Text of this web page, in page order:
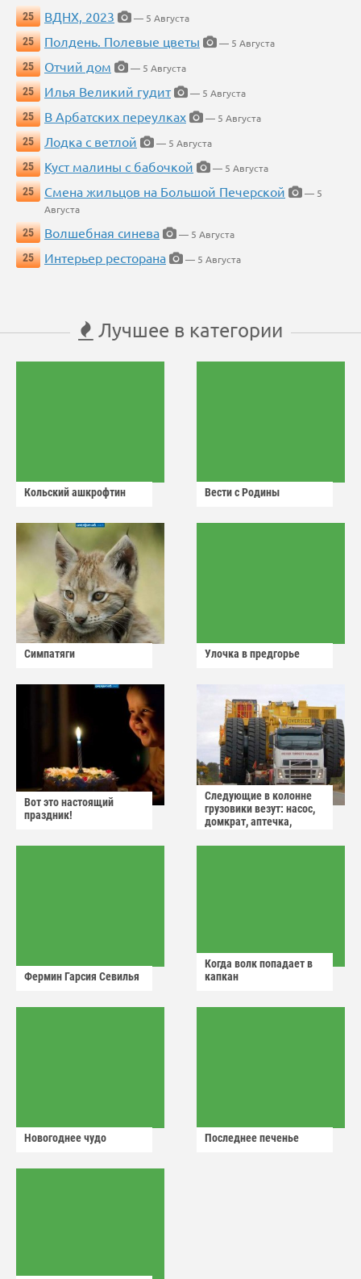
25 ВДНХ, 2023
— 5 Августа
25
Полдень. Полевые цветы
— 5 Августа
25
Отчий дом
— 5 Августа
25
Илья Великий гудит
— 5 Августа
25
В Арбатских переулках
— 5 Августа
25
Лодка с ветлой
— 5 Августа
25
Куст малины с бабочкой
— 5 Августа
25
Смена жильцов на Большой Печерской
— 5
Августа
25
Волшебная синева
— 5 Августа
25
Интерьер ресторана — 5 Августа
Лучшее в категории
Кольский ашкрофтин Вести с Родины
Симпатяги Улочка в предгорье
Вот это настоящий
праздник!
Следующие в колонне
грузовики везут: насос,
домкрат, аптечка,
Фермин Гарсия Севилья
Когда волк попадает в
капкан
Новогоднее чудо Последнее печенье